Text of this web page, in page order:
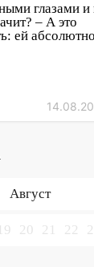
глазами и
– А это
ей абсолютно
Август
19 20 21 22